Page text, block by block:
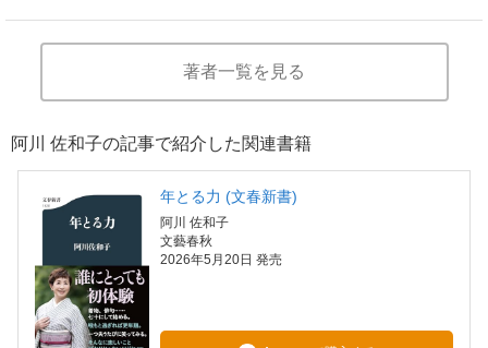
著者一覧を見る
阿川 佐和子の記事で紹介した関連書籍
年とる力 (文春新書)
阿川 佐和子
文藝春秋
2026年5月20日 発売